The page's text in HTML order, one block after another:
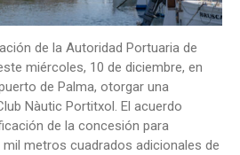
de la Autoridad Portuaria de
miércoles, 10 de diciembre, en
de Palma, otorgar una
Nàutic Portitxol. El acuerdo
de la concesión para
metros cuadrados adicionales de